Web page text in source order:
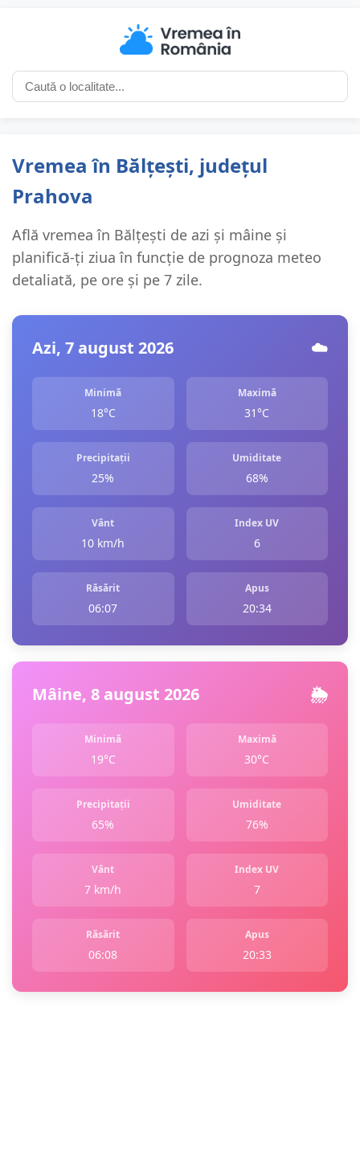
Vremea în Bălțești, județul
Prahova
Află vremea în Bălțești de azi și mâine și
planifică-ți ziua în funcție de prognoza meteo
detaliată, pe ore și pe 7 zile.
Azi, 7 august 2026 ☁️
Minimă
18°C
Maximă
31°C
Precipitații
25%
Umiditate
68%
Vânt
10 km/h
Index UV
6
Răsărit
06:07
Apus
20:34
Mâine, 8 august 2026 🌦️
Minimă
19°C
Maximă
30°C
Precipitații
65%
Umiditate
76%
Vânt
7 km/h
Index UV
7
Răsărit
06:08
Apus
20:33